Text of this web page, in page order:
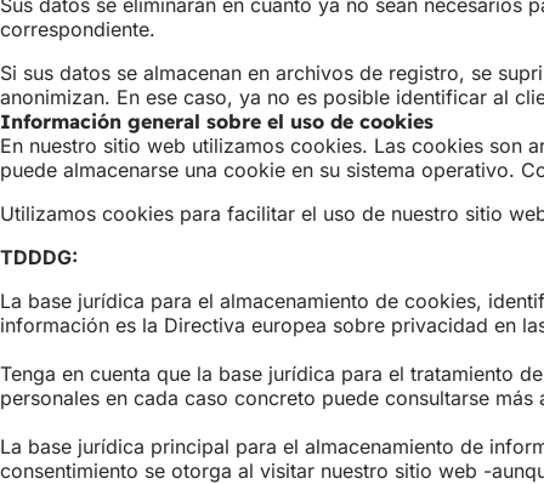
correspondiente.
Si sus datos se almacenan en archivos de registro, se
anonimizan. En ese caso, ya no es posible identificar al
Información general sobre el uso de cookies
En nuestro sitio web utilizamos cookies. Las cookies son
puede almacenarse una cookie en su sistema operativo.
Utilizamos cookies para facilitar el uso de nuestro sitio
TDDDG:
La base jurídica para el almacenamiento de cookies,
información es la Directiva europea sobre privacidad en
Tenga en cuenta que la base jurídica para el tratamiento
personales en cada caso concreto puede consultarse
La base jurídica principal para el almacenamiento de
consentimiento se otorga al visitar nuestro sitio web -